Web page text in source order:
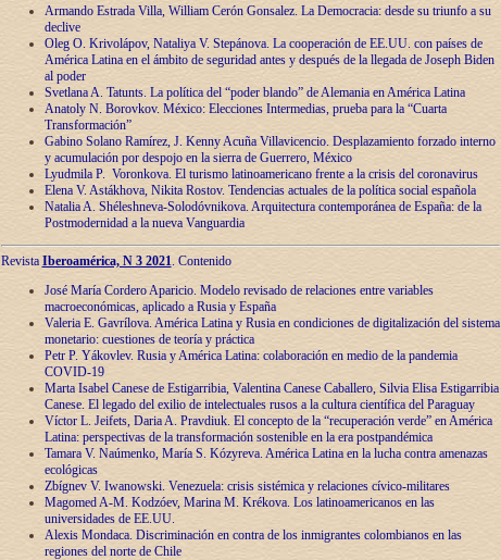
Armando Estrada Villa, William Cerón Gonsalez. La Democracia: desde su triunfo a su
declive
Oleg O. Krivolápov, Nataliya V. Stepánova. La cooperación de EE.UU. con países de
América Latina en el ámbito de seguridad antes y después de la llegada de Joseph Biden
al poder
Svetlana A. Tatunts. La política del “poder blando” de Alemania en América Latina
Anatoly N. Borovkov. México: Elecciones Intermedias, prueba para la “Cuarta
Transformación”
Gabino Solano Ramírez, J. Kenny Acuña Villavicencio. Desplazamiento forzado interno
y acumulación por despojo en la sierra de Guerrero, México
Lyudmila P. Voronkova. El turismo latinoamericano frente a la crisis del coronavirus
Elena V. Astákhova, Nikita Rostov. Tendencias actuales de la política social española
Natalia A. Shéleshneva-Solodóvnikova. Arquitectura contemporánea de España: de la
Postmodernidad a la nueva Vanguardia
Revista Iberoamérica, N 3 2021. Contenido
José María Cordero Aparicio. Modelo revisado de relaciones entre variables
macroeconómicas, aplicado a Rusia y España
Valeria E. Gavrílova. América Latina y Rusia en condiciones de digitalización del sistema
monetario: cuestiones de teoría y práctica
Petr P. Yákovlev. Rusia y América Latina: colaboración en medio de la pandemia
COVID-19
Marta Isabel Canese de Estigarribia, Valentina Canese Caballero, Silvia Elisa Estigarribia
Canese. El legado del exilio de intelectuales rusos a la cultura científica del Paraguay
Víctor L. Jeifets, Daria A. Pravdiuk. El concepto de la “recuperación verde” en América
Latina: perspectivas de la transformación sostenible en la era postpandémica
Tamara V. Naúmenko, María S. Kózyreva. América Latina en la lucha contra amenazas
ecológicas
Zbígnev V. Iwanowski. Venezuela: crisis sistémica y relaciones cívico-militares
Magomed A-M. Kodzóev, Marina M. Krékova. Los latinoamericanos en las
universidades de EE.UU.
Alexis Mondaca. Discriminación en contra de los inmigrantes colombianos en las
regiones del norte de Chile